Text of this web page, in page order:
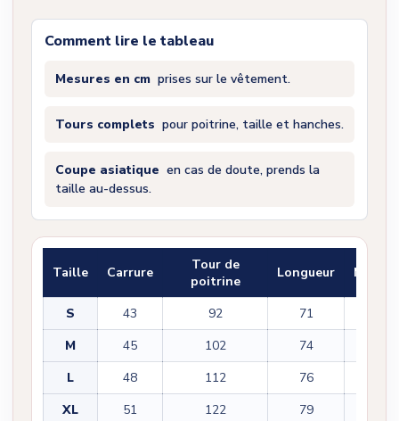
Comment lire le tableau
Mesures en cm prises sur le vêtement.
Tours complets pour poitrine, taille et hanches.
Coupe asiatique en cas de doute, prends la
taille au-dessus.
Taille Carrure
Tour de
poitrine
Longueur
S 43 92 71
M
45 102 74
L
48 112 76
XL
51 122 79